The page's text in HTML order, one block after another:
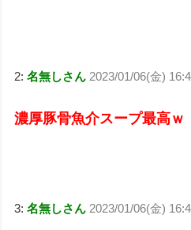
2:名無しさん 2023/01/06(金)
濃厚豚骨魚介スープ最高ｗ
3:名無しさん 2023/01/06(金)